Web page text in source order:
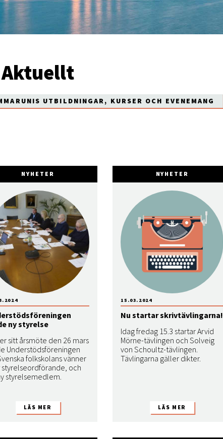
Aktuellt
UTBILDNINGAR, KURSER OCH EVENEMANG
NYHETER
ny styrelse
sitt årsmöte den 26 mars
Understödsföreningen
folkskolans vänner
styrelseordförande, och
styrelsemedlem.
NYHETER
Nu startar skrivtävlingarna!
Idag fredag 15.3 startar Arvid
Mörne-tävlingen och Solveig
von Schoultz-tävlingen.
Tävlingarna gäller dikter.
15.03.2024